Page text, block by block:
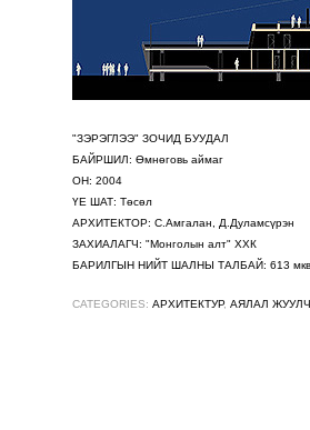
"ЗЭРЭГЛЭЭ" ЗОЧИД БУУДАЛ
БАЙРШИЛ: Өмнөговь аймаг
ОН: 2004
ҮЕ ШАТ: Төсөл
АРХИТЕКТОР: С.Амгалан, Д.Дуламсүрэн
ЗАХИАЛАГЧ: "Монголын алт" ХХК
БАРИЛГЫН НИЙТ ШАЛНЫ ТАЛБАЙ: 613 мкв
CATEGORIES: АРХИТЕКТУР, АЯЛАЛ